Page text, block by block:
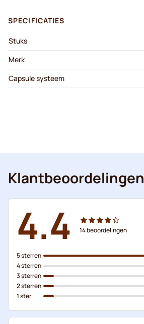
SPECIFICATIES
Stuks
Merk
Capsule systeem
Klantbeoordelingen
4.4 14beoordelingen
5 sterren
4 sterren
3 sterren
2 sterren
1 ster